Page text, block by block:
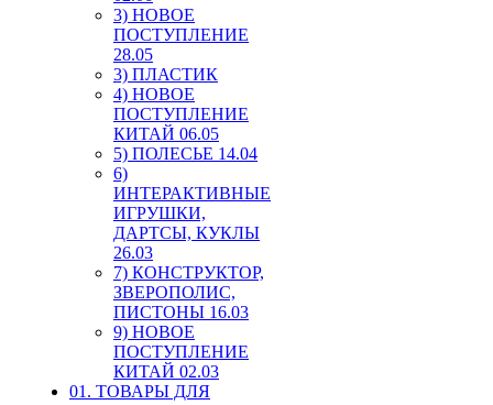
3) НОВОЕ
ПОСТУПЛЕНИЕ
28.05
3) ПЛАСТИК
4) НОВОЕ
ПОСТУПЛЕНИЕ
КИТАЙ 06.05
5) ПОЛЕСЬЕ 14.04
6)
ИНТЕРАКТИВНЫЕ
ИГРУШКИ,
ДАРТСЫ, КУКЛЫ
26.03
7) КОНСТРУКТОР,
ЗВЕРОПОЛИС,
ПИСТОНЫ 16.03
9) НОВОЕ
ПОСТУПЛЕНИЕ
КИТАЙ 02.03
01. ТОВАРЫ ДЛЯ